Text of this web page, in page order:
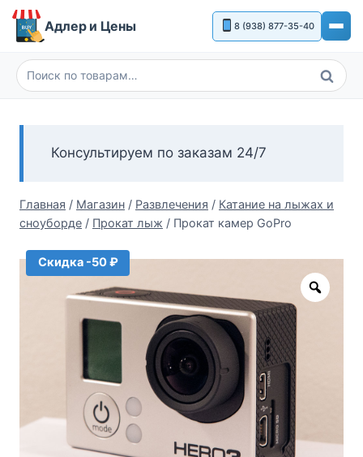
Перейти
Адлер и Цены 8 (938) 877-35-40
Искать:
Поиск
Консультируем по заказам 24/7
Главная / Магазин / Развлечения / Катание на лыжах и
сноуборде / Прокат лыж / Прокат камер GoPro
Скидка -50 ₽
Zoom